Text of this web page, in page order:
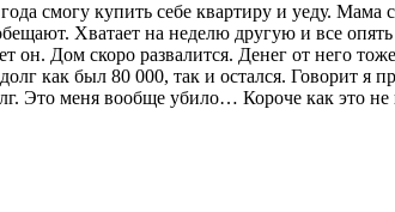
смогу купить себе квартиру и уеду. Мама
Хватает на неделю другую и все
Дом скоро развалится. Денег от него
как был 80 000, так и остался. Говорит я
Это меня вообще убило… Короче как это